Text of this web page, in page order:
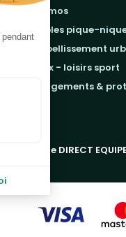
promos
tables pique-
embellissement
jeux - loisirs sport
rangements &
une marque DIRECT